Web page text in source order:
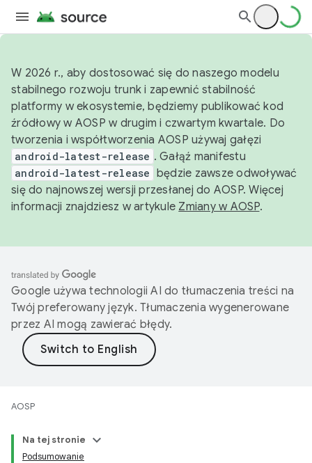
W 2026 r., aby dostosować się do naszego modelu
stabilnego rozwoju trunk i zapewnić stabilność
platformy w ekosystemie, będziemy publikować kod
źródłowy w AOSP w drugim i czwartym kwartale. Do
tworzenia i współtworzenia AOSP używaj gałęzi
android-latest-release . Gałąź manifestu
android-latest-release będzie zawsze odwoływać
się do najnowszej wersji przesłanej do AOSP. Więcej
informacji znajdziesz w artykule Zmiany w AOSP.
Google używa technologii AI do tłumaczenia treści na
Twój preferowany język. Tłumaczenia wygenerowane
przez AI mogą zawierać błędy.
AOSP
Na tej stronie
Podsumowanie